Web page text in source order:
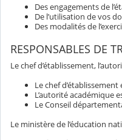
Des engagements de
De l’utilisation de vos
Des modalités de
RESPONSABLES DE
Le chef d’établissement,
Le chef
L’autorité académique
Le Conseil
Le ministère de l’éducation